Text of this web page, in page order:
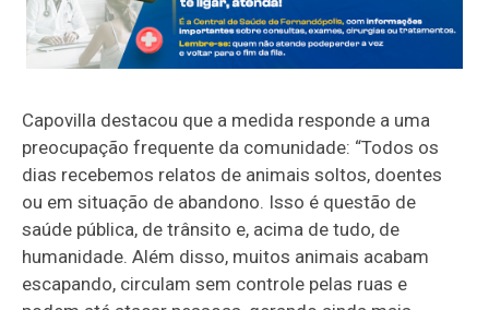
Capovilla destacou que a medida responde a uma
preocupação frequente da comunidade: “Todos os
dias recebemos relatos de animais soltos, doentes
ou em situação de abandono. Isso é questão de
saúde pública, de trânsito e, acima de tudo, de
humanidade. Além disso, muitos animais acabam
escapando, circulam sem controle pelas ruas e